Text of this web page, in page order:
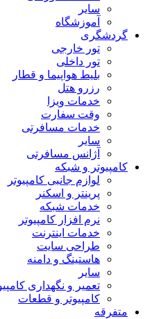
سایر
آموزشگاه
گردشگری
تور خارجی
تور داخلی
بلیط هواپیما و قطار
رزرو هتل
خدمات ویزا
وقت سفارت
خدمات مسافرتی
سایر
آژانس مسافرتی
کامپیوتر و شبکه
لوازم جانبی کامپیوتر
پرینتر و اسکنر
خدمات شبکه
نرم افزار کامپیوتر
خدمات اینترنت
طراحی سایت
هاستینگ و دامنه
سایر
تعمیر و نگهداری
کامپیوتر و قطعات
متفرقه